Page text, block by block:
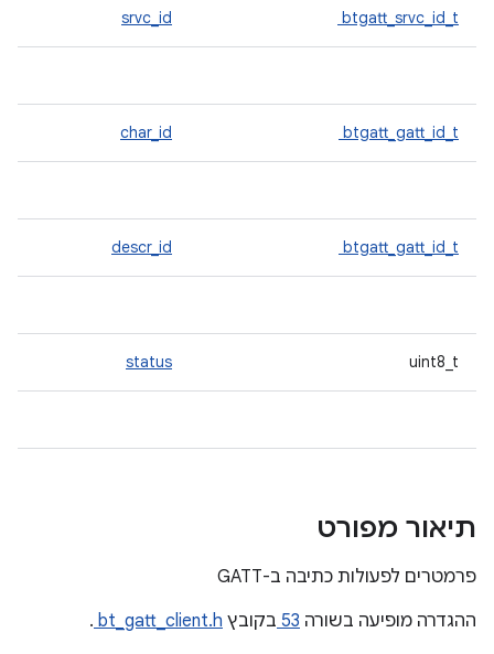
btgatt_srvc_id_t
srvc_id
btgatt_gatt_id_t
char_id
btgatt_gatt_id_t
descr_id
uint8_t
status
תיאור מפורט
פרמטרים לפעולות כתיבה ב-GATT
ההגדרה מופיעה בשורה 53 בקובץ bt_gatt_client.h
.